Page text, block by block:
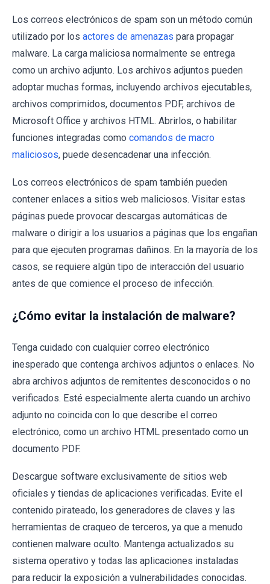
Los correos electrónicos de spam son un método común
utilizado por los actores de amenazas para propagar
malware. La carga maliciosa normalmente se entrega
como un archivo adjunto. Los archivos adjuntos pueden
adoptar muchas formas, incluyendo archivos ejecutables,
archivos comprimidos, documentos PDF, archivos de
Microsoft Office y archivos HTML. Abrirlos, o habilitar
funciones integradas como comandos de macro
maliciosos, puede desencadenar una infección.
Los correos electrónicos de spam también pueden
contener enlaces a sitios web maliciosos. Visitar estas
páginas puede provocar descargas automáticas de
malware o dirigir a los usuarios a páginas que los engañan
para que ejecuten programas dañinos. En la mayoría de los
casos, se requiere algún tipo de interacción del usuario
antes de que comience el proceso de infección.
¿Cómo evitar la instalación de malware?
Tenga cuidado con cualquier correo electrónico
inesperado que contenga archivos adjuntos o enlaces. No
abra archivos adjuntos de remitentes desconocidos o no
verificados. Esté especialmente alerta cuando un archivo
adjunto no coincida con lo que describe el correo
electrónico, como un archivo HTML presentado como un
documento PDF.
Descargue software exclusivamente de sitios web
oficiales y tiendas de aplicaciones verificadas. Evite el
contenido pirateado, los generadores de claves y las
herramientas de craqueo de terceros, ya que a menudo
contienen malware oculto. Mantenga actualizados su
sistema operativo y todas las aplicaciones instaladas
para reducir la exposición a vulnerabilidades conocidas.